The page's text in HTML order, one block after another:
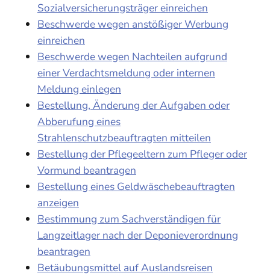
Sozialversicherungsträger einreichen
Beschwerde wegen anstößiger Werbung
einreichen
Beschwerde wegen Nachteilen aufgrund
einer Verdachtsmeldung oder internen
Meldung einlegen
Bestellung, Änderung der Aufgaben oder
Abberufung eines
Strahlenschutzbeauftragten mitteilen
Bestellung der Pflegeeltern zum Pfleger oder
Vormund beantragen
Bestellung eines Geldwäschebeauftragten
anzeigen
Bestimmung zum Sachverständigen für
Langzeitlager nach der Deponieverordnung
beantragen
Betäubungsmittel auf Auslandsreisen